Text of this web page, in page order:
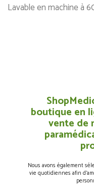
Lavable en machine à
boutique en
vente de
Nous avons également
vie quotidiennes afin